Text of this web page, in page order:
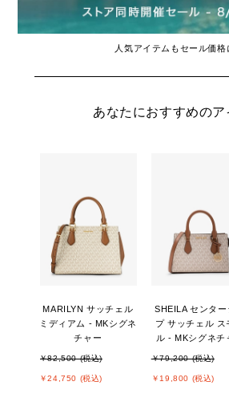
人気アイテムもセール価格
あなたにおすすめのア
MARILYN サッチェル
ミディアム - MKシグネ
チャー
￥82,500 (税込)
￥24,750 (税込)
SHEILA センター
プ サッチェル ス
ル - MKシグネチ
￥79,200 (税込)
￥19,800 (税込)